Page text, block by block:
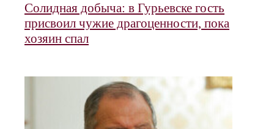
Солидная добыча: в Гурьевске гость
присвоил чужие драгоценности, пока
хозяин спал